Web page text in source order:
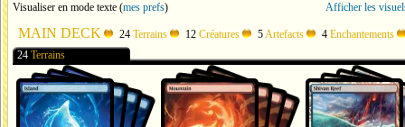
Visualiser en mode texte (mes prefs) Afficher les
MAIN DECK 24 Terrains 12 Créatures 5Artefacts 4 Enchantements
24 Terrains